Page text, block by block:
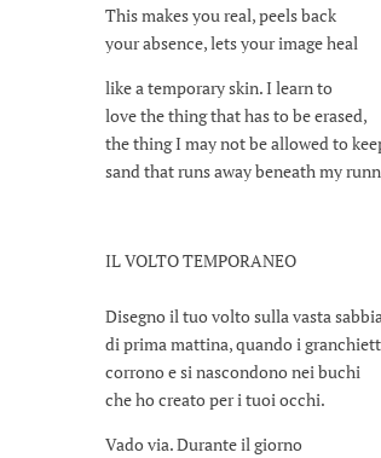
This makes you real, peels back
your absence, lets your image heal
like a temporary skin. I learn to
love the thing that has to be erased,
the thing I may not be allowed to
sand that runs away beneath my
IL VOLTO TEMPORANEO
Disegno il tuo volto sulla vasta
di prima mattina, quando i
corrono e si nascondono nei buchi
che ho creato per i tuoi occhi.
Vado via. Durante il giorno